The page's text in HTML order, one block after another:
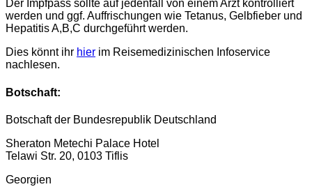
Der Impfpass sollte auf jedenfall von einem Arzt kontrolliert
werden und ggf. Auffrischungen wie Tetanus, Gelbfieber und
Hepatitis A,B,C durchgeführt werden.
Dies könnt ihr hier im Reisemedizinischen Infoservice
nachlesen.
Botschaft:
Botschaft der Bundesrepublik Deutschland
Sheraton Metechi Palace Hotel
Telawi Str. 20, 0103 Tiflis
Georgien